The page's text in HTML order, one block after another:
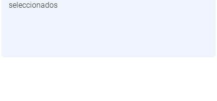
seleccionados